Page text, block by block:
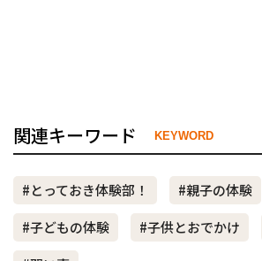
関連キーワード KEYWORD
#とっておき体験部！
#親子の体験
#子どもの体験
#子供とおでかけ